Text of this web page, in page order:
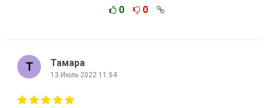
0 0
Тамара
13 Июль 2022 11:54